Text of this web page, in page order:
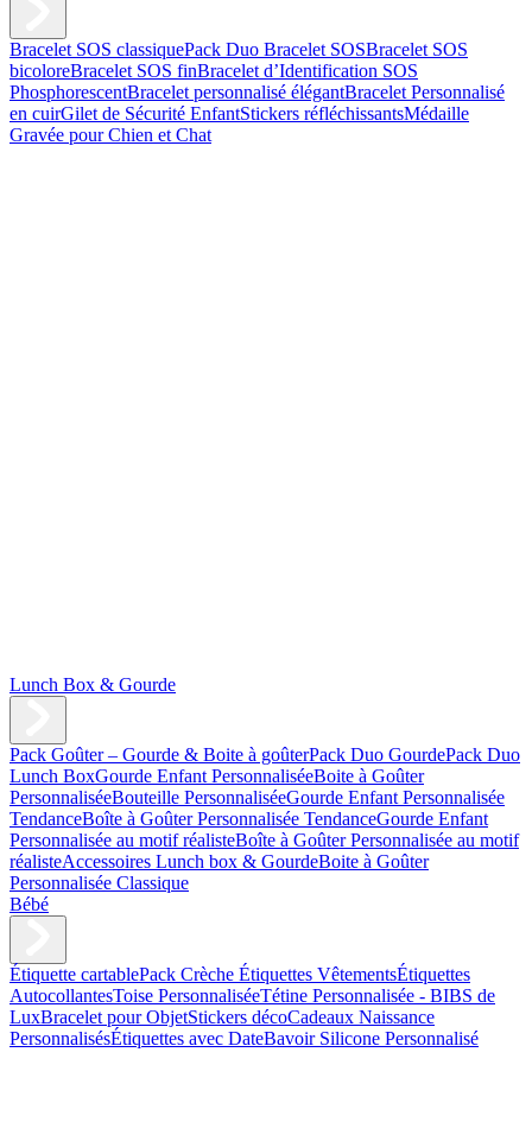
Bracelet SOS classiquePack Duo Bracelet SOSBracelet SOS
bicoloreBracelet SOS finBracelet d’Identification SOS
PhosphorescentBracelet personnalisé élégantBracelet Personnalisé
en cuirGilet de Sécurité EnfantStickers réfléchissantsMédaille
Gravée pour Chien et Chat
Lunch Box & Gourde
Pack Goûter – Gourde & Boite à goûterPack Duo GourdePack Duo
Lunch BoxGourde Enfant PersonnaliséeBoite à Goûter
PersonnaliséeBouteille PersonnaliséeGourde Enfant Personnalisée
TendanceBoîte à Goûter Personnalisée TendanceGourde Enfant
Personnalisée au motif réalisteBoîte à Goûter Personnalisée au motif
réalisteAccessoires Lunch box & GourdeBoite à Goûter
Personnalisée Classique
Bébé
Étiquette cartablePack Crèche Étiquettes VêtementsÉtiquettes
AutocollantesToise PersonnaliséeTétine Personnalisée - BIBS de
LuxBracelet pour ObjetStickers décoCadeaux Naissance
PersonnalisésÉtiquettes avec DateBavoir Silicone Personnalisé